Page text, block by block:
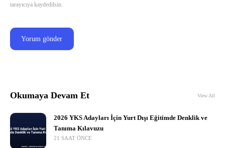
tarayıcıya kaydedilsin.
Okumaya Devam Et View All
2026 YKS Adayları İçin Yurt Dışı Eğitimde Denklik ve
Tanıma Kılavuzu
21 SAAT ÖNCE